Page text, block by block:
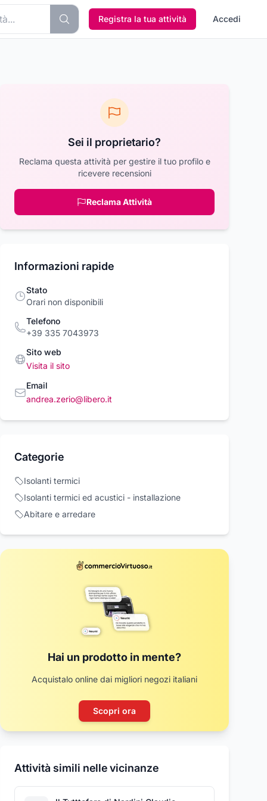
Registra la tua attività Accedi
STOP'
antracite - GEKO
12,23 €
Acquista ora
commercioVirtuoso.it
Sei il proprietario?
Reclama questa attività per gestire il tuo profilo e
ricevere recensioni
Reclama Attività
Informazioni rapide
Stato
Orari non disponibili
Telefono
+39 335 7043973
Sito web
Visita il sito
Email
andrea.zerio@libero.it
Categorie
Isolanti termici
Isolanti termici ed acustici - installazione
Abitare e arredare
Hai un prodotto in mente?
Acquistalo online dai migliori negozi italiani
Scopri ora
Attività simili nelle vicinanze